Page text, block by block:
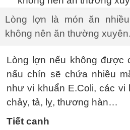
Lòng lợn là món ăn
không nên ăn thường
Lòng lợn nếu không được
nấu chín sẽ chứa nhiều
như vi khuẩn E.Coli, các vi
chảy, tả, lỵ, thương hàn…
Tiết canh